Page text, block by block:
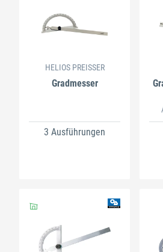
HELIOS PREISSER
Gradmesser
3 Ausführungen